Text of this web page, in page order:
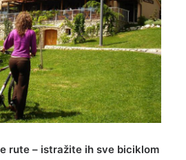
rute – istražite ih sve biciklom